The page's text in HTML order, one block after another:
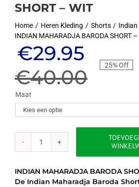
SHORT – WIT
Home Heren Kleding Shorts
INDIAN MAHARADJA BARODA SHORT –
€40.00
prijs
was:
€40.00.
€29.95
Huidige
prijs
is:
€29.95.
25% Off
Maat
INDIAN
MAHARADJA
INDIAN MAHARADJA BARODA
De Indian Maharadja Baroda